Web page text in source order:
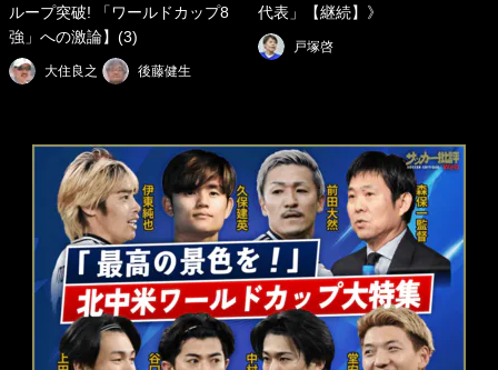
ループ突破! 「ワールドカップ8
強」への激論】(3)
大住良之 後藤健生
代表」【継続】》
戸塚啓